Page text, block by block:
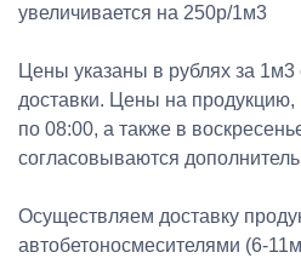
увеличивается на 250р/1м3
Цены указаны в рублях за
доставки. Цены на
по 08:00, а также в
согласовываются
Осуществляем доставку
автобетоносмесителями (6-